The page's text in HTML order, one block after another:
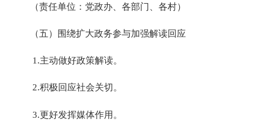
（责任单位：党政办、各部门、各村）
（五）围绕扩大政务参与加强解读回应
1.主动做好政策解读。
2.积极回应社会关切。
3.更好发挥媒体作用。